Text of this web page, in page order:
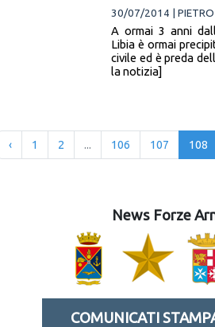
30/07/2014 | PIETRO
A ormai 3 anni
Libia è ormai
civile ed è preda
la notizia]
‹ 1 2 ... 106 107 108
News Forze
COMUNICATI